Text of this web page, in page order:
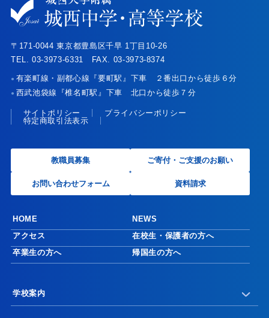
〒171-0044 東京都豊島区千早 1丁目10-26
TEL. 03-3973-6331 FAX. 03-3973-8374
● 有楽町線・副都心線『要町駅』下車 ２番出口から徒歩６分
● 西武池袋線『椎名町駅』下車 北口から徒歩７分
サイトポリシー
プライバシーポリシー
特定商取引法表示
教職員募集 ご寄付・ご支援のお願い
お問い合わせフォーム 資料請求
HOME
NEWS
アクセス
在校生・保護者の方へ
卒業生の方へ
帰国生の方へ
学校案内